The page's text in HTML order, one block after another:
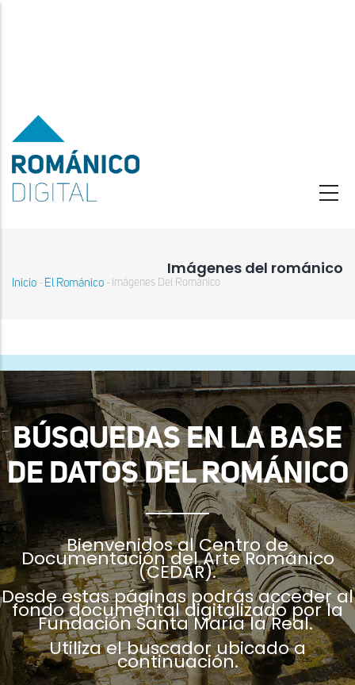
contenido
principal
Imágenes del románico
Sobrescribir
ayuda
a
la
navegación
Inicio - El Románico - Imágenes Del Románico
BÚSQUEDAS EN LA BASE
DE DATOS DEL ROMÁNICO
Bienvenidos al Centro de
Documentación del Arte Románico
(CEDAR).
Desde estas páginas podrás acceder al
fondo documental digitalizado por la
Fundación Santa María la Real.
Utiliza el buscador ubicado a
continuación.